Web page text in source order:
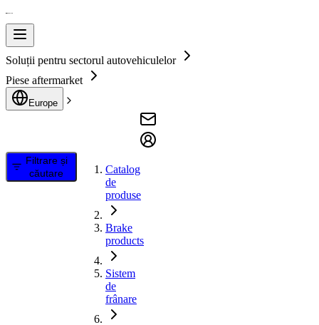
Soluții pentru sectorul autovehiculelor
Piese aftermarket
Europe
Filtrare și
căutare
Catalog
de
produse
Brake
products
Sistem
de
frânare